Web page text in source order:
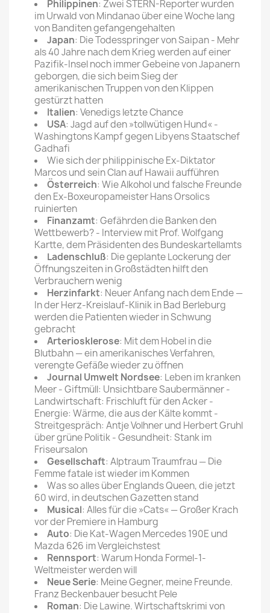
Philippinen: Zwei STERN-Reporter wurden
im Urwald von Mindanao über eine Woche lang
von Banditen gefangengehalten
Japan: Die Todesspringer von Saipan - Mehr
als 40 Jahre nach dem Krieg werden auf einer
Pazifik-Insel noch immer Gebeine von Japanern
geborgen, die sich beim Sieg der
amerikanischen Truppen von den Klippen
gestürzt hatten
Italien: Venedigs letzte Chance
USA: Jagd auf den »tollwütigen Hund« -
Washingtons Kampf gegen Libyens Staatschef
Gadhafi
Wie sich der philippinische Ex-Diktator
Marcos und sein Clan auf Hawaii aufführen
Österreich: Wie Alkohol und falsche Freunde
den Ex-Boxeuropameister Hans Orsolics
ruinierten
Finanzamt: Gefährden die Banken den
Wettbewerb? - Interview mit Prof. Wolfgang
Kartte, dem Präsidenten des Bundeskartellamts
Ladenschluß: Die geplante Lockerung der
Öffnungszeiten in Großstädten hilft den
Verbrauchern wenig
Herzinfarkt: Neuer Anfang nach dem Ende —
In der Herz-Kreislauf-Klinik in Bad Berleburg
werden die Patienten wieder in Schwung
gebracht
Arteriosklerose: Mit dem Hobel in die
Blutbahn — ein amerikanisches Verfahren,
verengte Gefäße wieder zu öffnen
Journal Umwelt Nordsee: Leben im kranken
Meer - Giftmüll: Unsichtbare Saubermänner -
Landwirtschaft: Frischluft für den Acker -
Energie: Wärme, die aus der Kälte kommt -
Streitgespräch: Antje Volhner und Herbert Gruhl
über grüne Politik - Gesundheit: Stank im
Friseursalon
Gesellschaft: Alptraum Traumfrau — Die
Femme fatale ist wieder im Kommen
Was so alles über Englands Queen, die jetzt
60 wird, in deutschen Gazetten stand
Musical: Alles für die »Cats« — Großer Krach
vor der Premiere in Hamburg
Auto: Die Kat-Wagen Mercedes 190E und
Mazda 626 im Vergleichstest
Rennsport: Warum Honda Formel-1-
Weltmeister werden will
Neue Serie: Meine Gegner, meine Freunde.
Franz Beckenbauer besucht Pele
Roman: Die Lawine. Wirtschaftskrimi von